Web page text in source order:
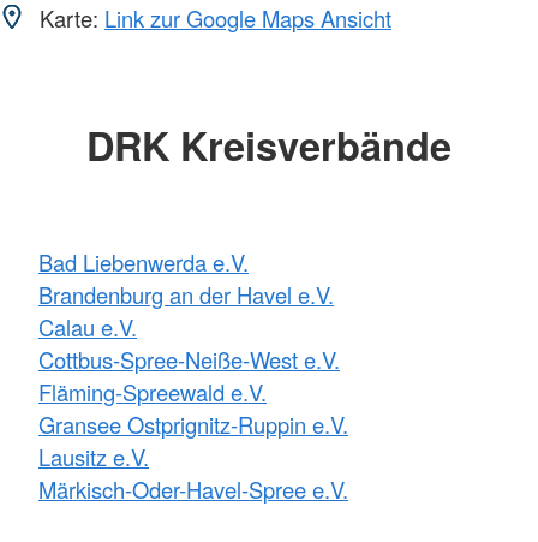
Karte: Link zur Google Maps Ansicht
DRK Kreisverbände
Bad Liebenwerda e.V.
Brandenburg an der Havel e.V.
Calau e.V.
Cottbus-Spree-Neiße-West e.V.
Fläming-Spreewald e.V.
Gransee Ostprignitz-Ruppin e.V.
Lausitz e.V.
Märkisch-Oder-Havel-Spree e.V.